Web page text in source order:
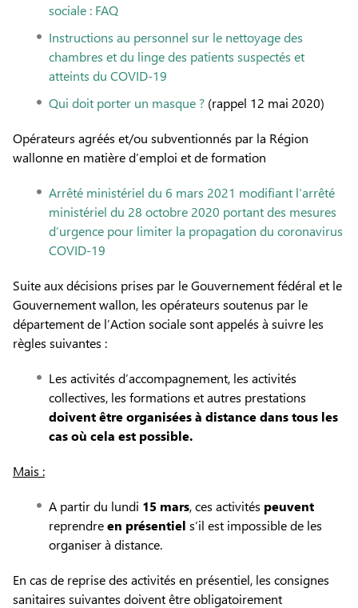
sociale : FAQ
Instructions au personnel sur le nettoyage des
chambres et du linge des patients suspectés et
atteints du COVID-19
Qui doit porter un masque ? (rappel 12 mai 2020)
Opérateurs agréés et/ou subventionnés par la Région
wallonne en matière d’emploi et de formation
Arrêté ministériel du 6 mars 2021 modifiant l’arrêté
ministériel du 28 octobre 2020 portant des mesures
d’urgence pour limiter la propagation du coronavirus
COVID-19
Suite aux décisions prises par le Gouvernement fédéral et le
Gouvernement wallon, les opérateurs soutenus par le
département de l’Action sociale sont appelés à suivre les
règles suivantes :
Les activités d’accompagnement, les activités
collectives, les formations et autres prestations
doivent être organisées à distance dans tous les
cas où cela est possible.
Mais :
A partir du lundi 15 mars, ces activités peuvent
reprendreen présentiel s’il est impossible de les
organiser à distance.
En cas de reprise des activités en présentiel, les consignes
sanitaires suivantes doivent être obligatoirement